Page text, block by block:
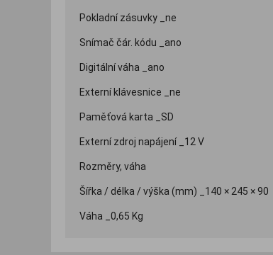
Pokladní zásuvky _ne
Snímač čár. kódu _ano
Digitální váha _ano
Externí klávesnice _ne
Paměťová karta _SD
Externí zdroj napájení _12 V
Rozměry, váha
Šířka / délka / výška (mm) _140 × 245 × 90
Váha _0,65 Kg